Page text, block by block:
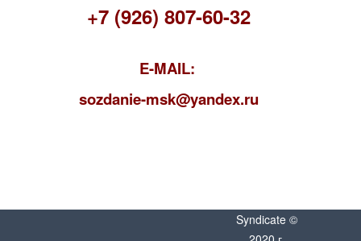
+7 (926) 807-60-32
E-MAIL:
sozdanie-msk@yandex.ru
Syndicate ©